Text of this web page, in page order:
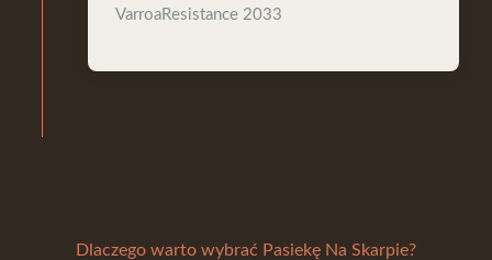
VarroaResistance 2033
Dlaczego warto wybrać Pasiekę Na Skarpie?